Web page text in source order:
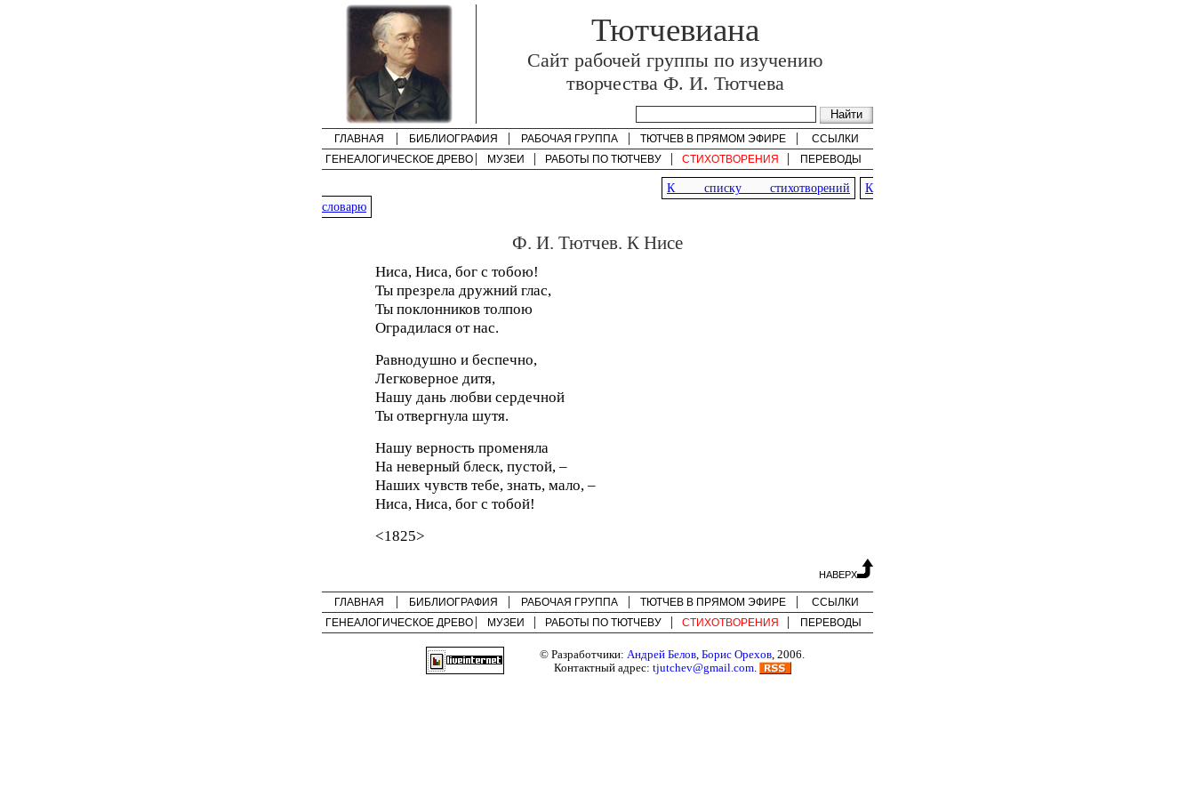
Тютчевиана
Cайт рабочей группы по изучению
творчества Ф. И. Тютчева
ГЛАВНАЯ БИБЛИОГРАФИЯ РАБОЧАЯ ГРУППА ТЮТЧЕВ В ПРЯМОМ ЭФИРЕ
ССЫЛКИ
ГЕНЕАЛОГИЧЕСКОЕ ДРЕВО
МУЗЕИ РАБОТЫ ПО ТЮТЧЕВУ СТИХОТВОРЕНИЯ ПЕРЕВОДЫ
К списку стихотворений
К
словарю
Ф. И. Тютчев. К Нисе
Ниса, Ниса, бог с тобою!
Ты презрела дружний глас,
Ты поклонников толпою
Оградилася от нас.
Равнодушно и беспечно,
Легковерное дитя,
Нашу дань любви сердечной
Ты отвергнула шутя.
Нашу верность променяла
На неверный блеск, пустой, –
Наших чувств тебе, знать, мало, –
Ниса, Ниса, бог с тобой!
<1825>
НАВЕРХ
ГЛАВНАЯ БИБЛИОГРАФИЯ РАБОЧАЯ ГРУППА ТЮТЧЕВ В ПРЯМОМ ЭФИРЕ
ССЫЛКИ
ГЕНЕАЛОГИЧЕСКОЕ ДРЕВО
МУЗЕИ РАБОТЫ ПО ТЮТЧЕВУ СТИХОТВОРЕНИЯ ПЕРЕВОДЫ
© Разработчики: Андрей Белов, Борис Орехов, 2006.
Контактный адрес: tjutchev@gmail.com.